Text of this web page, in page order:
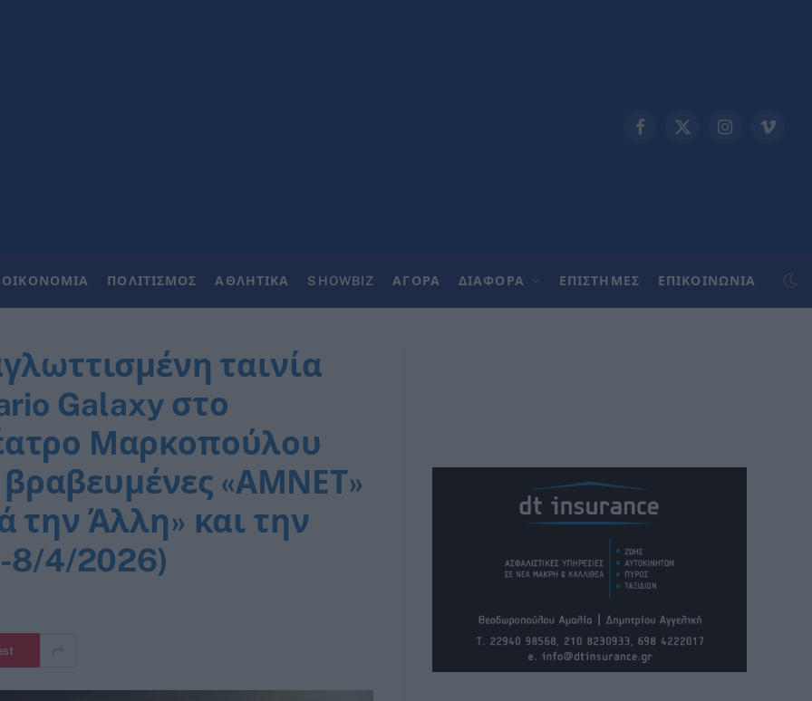
Facebook
X
InstagramVimeo
ΟΙΚΟΝΟΜΙΑ ΠΟΛΙΤΙΣΜΟΣ ΑΘΛΗΤΙΚΑ SHOWBIZ ΑΓΟΡΑ ΔΙΑΦΟΡΑ ΕΠΙΣΤΗΜΕΣ ΕΠΙΚΟΙΝΩΝΊΑ
ταινία
Galaxy στο
Μαρκοπούλου
βραβευμένες «ΑΜΝΕΤ»
Άλλη» και την
8/4/2026)